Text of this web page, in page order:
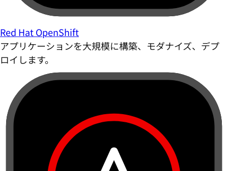
Red Hat OpenShift
アプリケーションを大規模に構築、モダナイズ、デプ
ロイします。